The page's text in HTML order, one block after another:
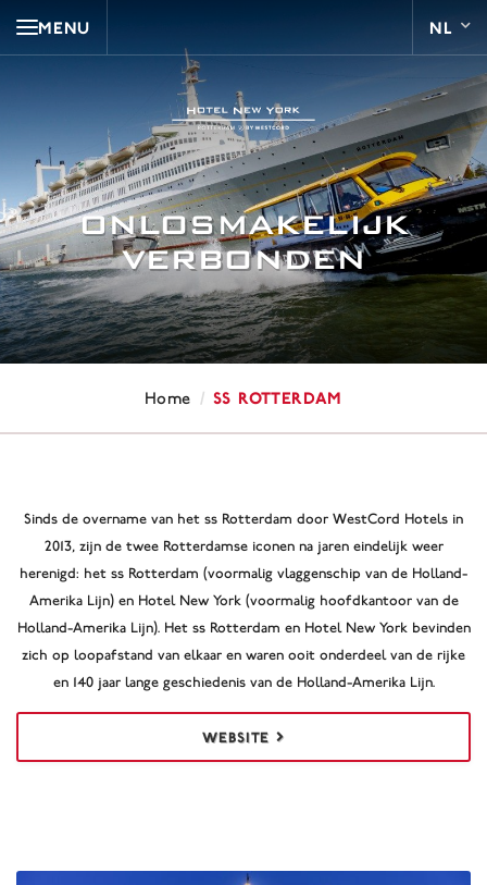
MENU
ONLOSMAKELIJK
VERBONDEN
Home / ss Rotterdam
Sinds de overname van het ss Rotterdam door WestCord Hotels in
2013, zijn de twee Rotterdamse iconen na jaren eindelijk weer
herenigd: het ss Rotterdam (voormalig vlaggenschip van de Holland-
Amerika Lijn) en Hotel New York (voormalig hoofdkantoor van de
Holland-Amerika Lijn). Het ss Rotterdam en Hotel New York bevinden
zich op loopafstand van elkaar en waren ooit onderdeel van de rijke
en 140 jaar lange geschiedenis van de Holland-Amerika Lijn.
WEBSITE